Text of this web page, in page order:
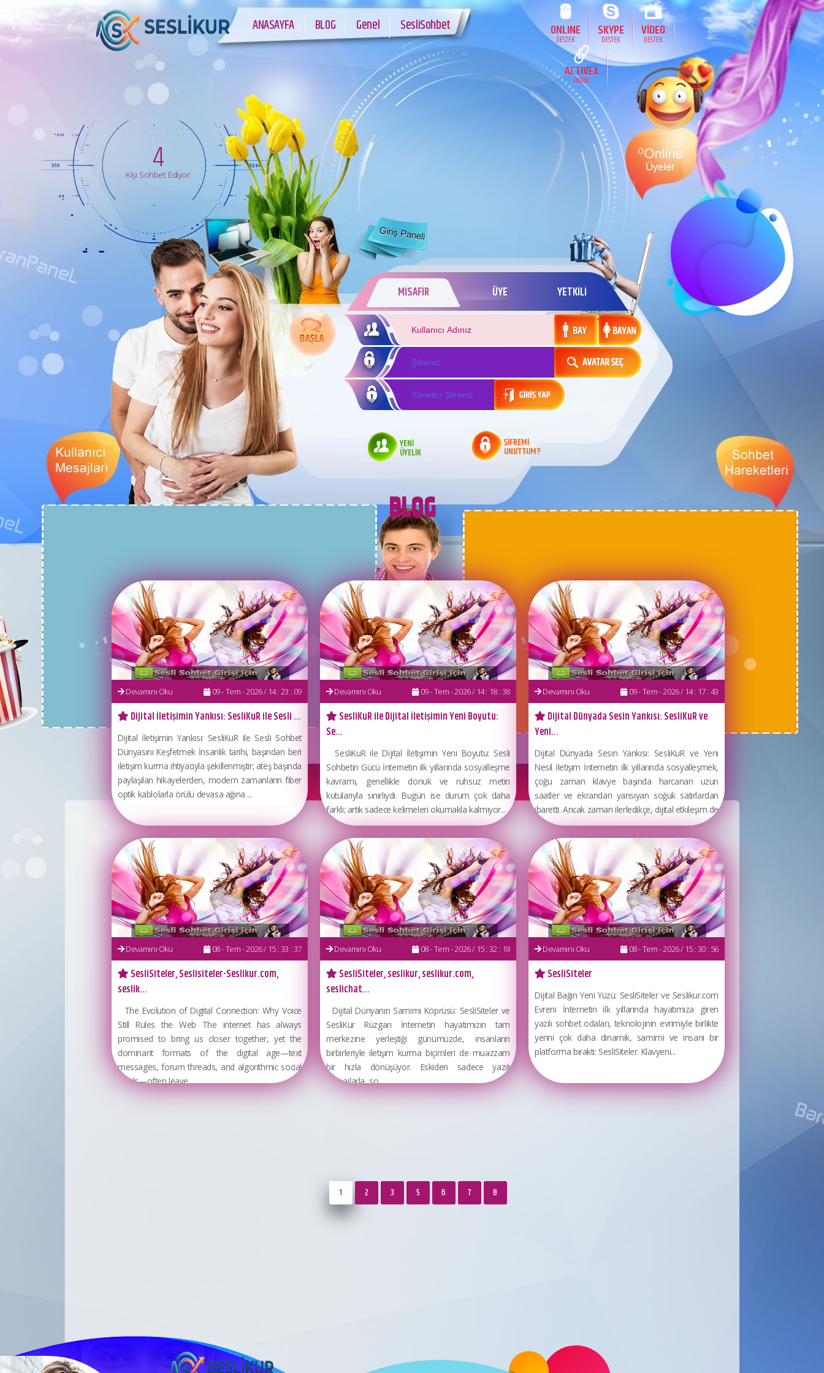
ONLINE
DESTEK
SKYPE
DESTEK
VİDEO
DESTEK
ACTIVEX
İNDİR
ANASAYFA BLOG Genel SesliSohbet
YENİ
ÜYELİK
ŞİFREMİ
UNUTTUM?
4
Kişi Sohbet Ediyor
MİSAFİR ÜYE YETKİLİ
BLOG
Dijital İletişimin Yankısı: SesliKuR ile Sesli ...
Dijital İletişimin Yankısı: SesliKuR ile Sesli Sohbet
Dünyasını Keşfetmek İnsanlık tarihi, başından beri
iletişim kurma ihtiyacıyla şekillenmiştir; ateş başında
paylaşılan hikayelerden, modern zamanların fiber
optik kablolarla örülü devasa ağına ...
Devamını Oku 09 - Tem - 2026 / 14 : 23 : 09
SesliKuR ile Dijital İletişimin Yeni Boyutu:
Se...
SesliKuR ile Dijital İletişimin Yeni Boyutu: Sesli
Sohbetin Gücü İnternetin ilk yıllarında sosyalleşme
kavramı, genellikle donuk ve ruhsuz metin
kutularıyla sınırlıydı. Bugün ise durum çok daha
farklı; artık sadece kelimeleri okumakla kalmıyor...
Devamını Oku 09 - Tem - 2026 / 14 : 18 : 38
Dijital Dünyada Sesin Yankısı: SesliKuR ve
Yeni...
Dijital Dünyada Sesin Yankısı: SesliKuR ve Yeni
Nesil İletişim İnternetin ilk yıllarında sosyalleşmek,
çoğu zaman klavye başında harcanan uzun
saatler ve ekrandan yansıyan soğuk satırlardan
ibaretti. Ancak zaman ilerledikçe, dijital etkileşim de
Devamını Oku 09 - Tem - 2026 / 14 : 17 : 43
SesliSiteler, Seslisiteler-Seslikur.com,
seslik...
The Evolution of Digital Connection: Why Voice
Still Rules the Web The internet has always
promised to bring us closer together, yet the
dominant formats of the digital age—text
messages, forum threads, and algorithmic social
feeds—often leave...
Devamını Oku 08 - Tem - 2026 / 15 : 33 : 37
SesliSiteler, seslikur, seslikur.com,
seslichat...
Dijital Dünyanın Samimi Köprüsü: SesliSiteler ve
SesliKur Rüzgarı İnternetin hayatımızın tam
merkezine yerleştiği günümüzde, insanların
birbirleriyle iletişim kurma biçimleri de muazzam
bir hızla dönüşüyor. Eskiden sadece yazılı
mesajlarla, so...
Devamını Oku 08 - Tem - 2026 / 15 : 32 : 18
SesliSiteler
Dijital Bağın Yeni Yüzü: SesliSiteler ve Seslikur.com
Evreni İnternetin ilk yıllarında hayatımıza giren
yazılı sohbet odaları, teknolojinin evrimiyle birlikte
yerini çok daha dinamik, samimi ve insani bir
platforma bıraktı: SesliSiteler. Klavyeni...
Devamını Oku 08 - Tem - 2026 / 15 : 30 : 56
1 2 3 5 6 7 8